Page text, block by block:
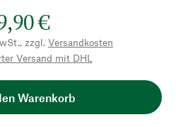
€
zzgl. Versandkosten
Versand mit DHL
Warenkorb